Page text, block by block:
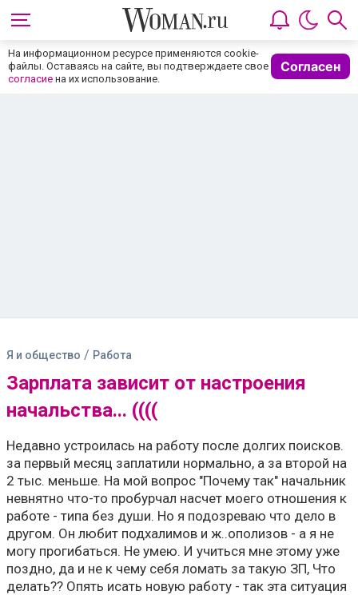
На информационном ресурсе применяются cookie-
файлы. Оставаясь на сайте, вы подтверждаете свое
согласие на их использование.
Согласен
Я и общество / Работа
Зарплата зависит от настроения
начальства... ((((
Недавно устроилась на работу после долгих поисков.
за первый месяц заплатили нормально, а за второй на
2 тыс. меньше. На мой вопрос "Почему так" начальник
невнятно что-то пробурчал насчет моего отношения к
работе - типа без души. Но я подозреваю что дело в
другом. Он любит подхалимов и ж..ополизов - а я не
могу прогибаться. Не умею. И учиться мне этому уже
поздно, да и не к чему себя ломать за такую ЗП, Что
делать?? Опять исать новую работу - так эта ситуация